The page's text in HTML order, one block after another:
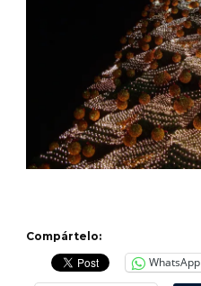
Compártelo:
WhatsApp